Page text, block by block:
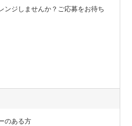
ンジしませんか？ご応募をお待ち
のある方